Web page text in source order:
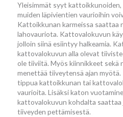
Yleisimmät syyt
muiden läpivientien vaurioihin
Kattoikkunan karmeissa saattaa
lahovauriota. Kattovalokuvun
jolloin siinä esiintyy halkeamia.
kattovalokuvun alla olevat
ole tiiviitä. Myös kiinnikkeet
menettää tiiveytensä ajan
tippua kattoikkunan tai
vaurioita. Lisäksi katon
kattovalokuvun kohdalta
tiiveyden pettämisestä.